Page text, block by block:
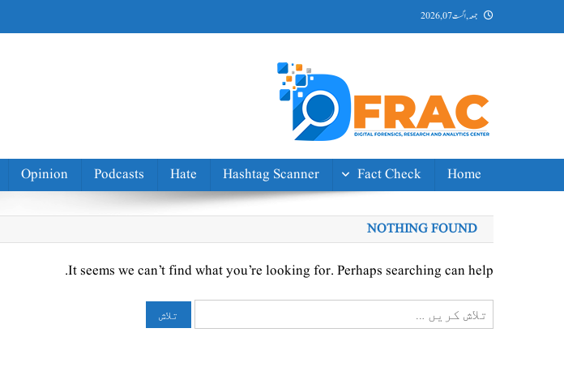
to
جمعہ, اگست 07, 2026
DFRAC_ORG
Digital Forensics, Research and Analytics Center
Home
Fact Check
Hashtag Scanner
Hate
Podcasts
Opinion
NOTHING FOUND
It seems we can’t find what you’re looking for. Perhaps searching can help.
تلاش
کریں